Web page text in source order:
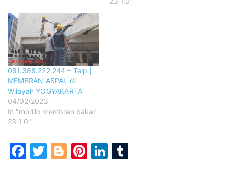
081.388.222.244 – Telp |
MEMBRAN ASPAL di
Wilayah YOGYAKARTA
04/02/2023
In "morillo membran bakar
23 1.0"
Facebook
Twitter
Blogger
Pinterest
LinkedIn